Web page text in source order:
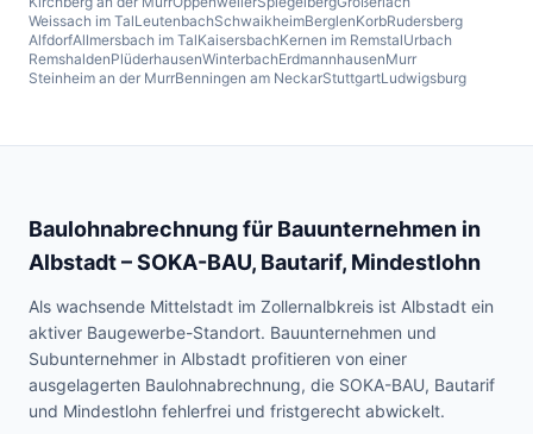
Weissach im TalLeutenbachSchwaikheimBerglenKorbRudersberg
AlfdorfAllmersbach im TalKaisersbachKernen im RemstalUrbach
RemshaldenPlüderhausenWinterbachErdmannhausenMurr
Steinheim an der MurrBenningen am NeckarStuttgartLudwigsburg
Baulohnabrechnung für Bauunternehmen in
Albstadt– SOKA-BAU, Bautarif, Mindestlohn
Als wachsende Mittelstadt im Zollernalbkreis ist Albstadt ein
aktiver Baugewerbe-Standort. Bauunternehmen und
Subunternehmer in Albstadt profitieren von einer
ausgelagerten Baulohnabrechnung, die SOKA-BAU, Bautarif
und Mindestlohn fehlerfrei und fristgerecht abwickelt.